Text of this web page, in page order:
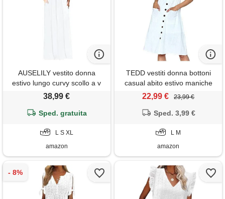
AUSELILY vestito donna
estivo lungo curvy scollo a v
senza maniche abito taglie
l
38,99 €
Sped. gratuita
L S XL
amazon
TEDD vestiti donna bottoni
casual abito estivo maniche
corte scollo a v vestito vita
e taglie s-xl, m
22,99 € 23,99 €
Sped. 3,99 €
L M
amazon